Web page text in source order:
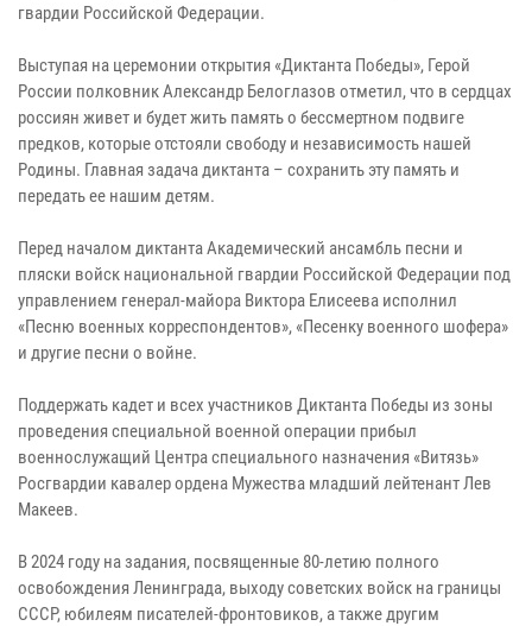
гвардии Российской Федерации.
Выступая на церемонии открытия «Диктанта Победы», Герой
России полковник Александр Белоглазов отметил, что в сердцах
россиян живет и будет жить память о бессмертном подвиге
предков, которые отстояли свободу и независимость нашей
Родины. Главная задача диктанта – сохранить эту память и
передать ее нашим детям.
Перед началом диктанта Академический ансамбль песни и
пляски войск национальной гвардии Российской Федерации под
управлением генерал-майора Виктора Елисеева исполнил
«Песню военных корреспондентов», «Песенку военного шофера»
и другие песни о войне.
Поддержать кадет и всех участников Диктанта Победы из зоны
проведения специальной военной операции прибыл
военнослужащий Центра специального назначения «Витязь»
Росгвардии кавалер ордена Мужества младший лейтенант Лев
Макеев.
В 2024 году на задания, посвященные 80-летию полного
освобождения Ленинграда, выходу советских войск на границы
СССР, юбилеям писателей-фронтовиков, а также другим